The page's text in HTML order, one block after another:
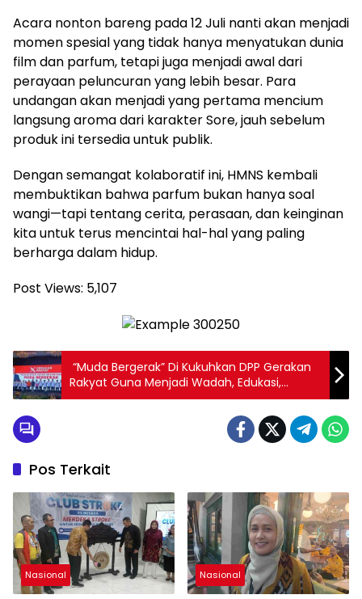
Acara nonton bareng pada 12 Juli nanti akan menjadi
momen spesial yang tidak hanya menyatukan dunia
film dan parfum, tetapi juga menjadi awal dari
perayaan peluncuran yang lebih besar. Para
undangan akan menjadi yang pertama mencium
langsung aroma dari karakter Sore, jauh sebelum
produk ini tersedia untuk publik.
Dengan semangat kolaboratif ini, HMNS kembali
membuktikan bahwa parfum bukan hanya soal
wangi—tapi tentang cerita, perasaan, dan keinginan
kita untuk terus mencintai hal-hal yang paling
berharga dalam hidup.
Post Views: 5,107
“Muda Bergerak” Di Kukuhkan DPP Gerakan
Rakyat Guna Menjadi Wadah, Edukasi,
kolaborasi Khususnya Generasi Muda
Pos Terkait
Nasional Nasional